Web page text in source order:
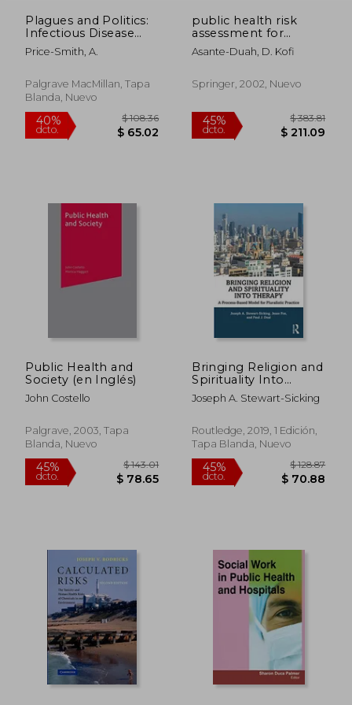
45%
dcto. $ 68.19
40%
dcto. $
Plagues and Politics:
Infectious Disease
and International
Policy (en Inglés)
Price-Smith, A.
Palgrave MacMillan, Tapa
Blanda, Nuevo
public health risk
assessment for
human exposure to
chemicals (en Inglés)
Asante-Duah, D. Kofi
Springer, 2002, Nuevo
Public Health and
Society (en Inglés)
John Costello
Palgrave, 2003, Tapa
Blanda, Nuevo
Bringing Religion and
Spirituality Into
Therapy (en Inglés)
Joseph A. Stewart-Sicking
Routledge, 2019, 1 Edición,
Tapa Blanda, Nuevo